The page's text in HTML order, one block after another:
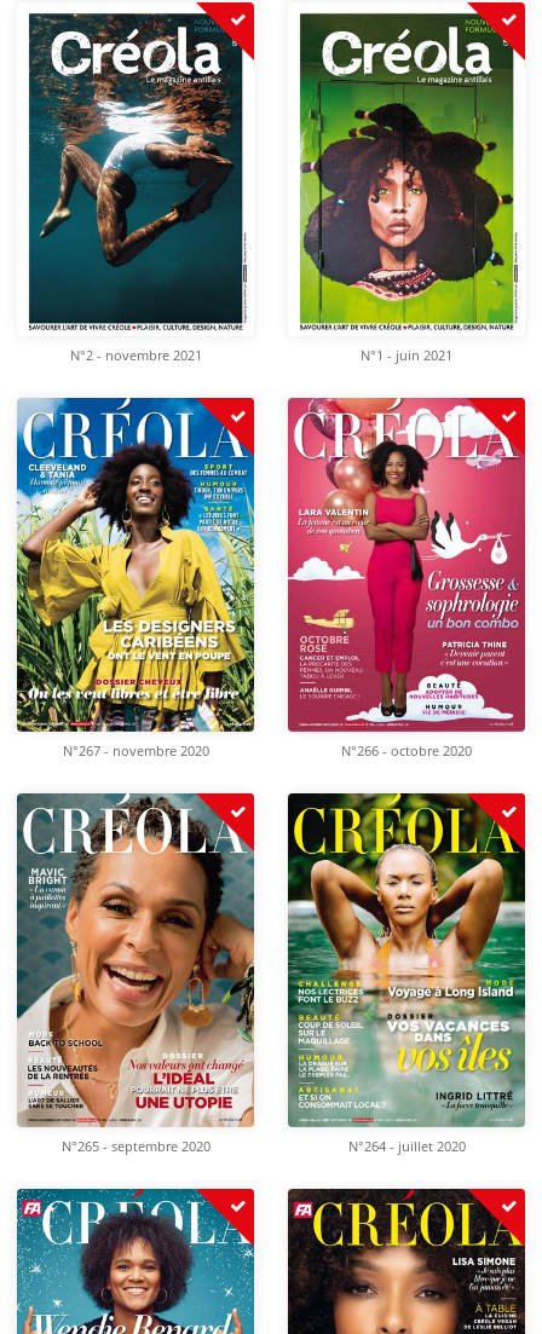
N°2 - novembre 2021 N°1 - juin 2021
N°267 - novembre 2020 N°266 - octobre 2020
N°265 - septembre 2020 N°264 - juillet 2020